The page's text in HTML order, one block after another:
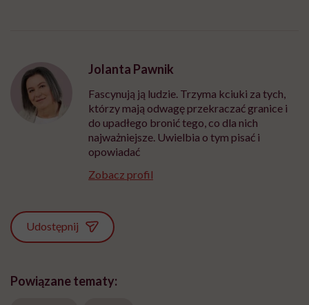
Jolanta Pawnik
Fascynują ją ludzie. Trzyma kciuki za tych,
którzy mają odwagę przekraczać granice i
do upadłego bronić tego, co dla nich
najważniejsze. Uwielbia o tym pisać i
opowiadać
Zobacz profil
Udostępnij
Powiązane tematy: